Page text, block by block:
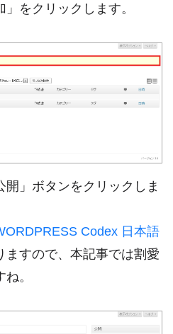
をクリックします。
開」ボタンをクリックしま
Codex 日本語
ますので、本記事では割愛
。